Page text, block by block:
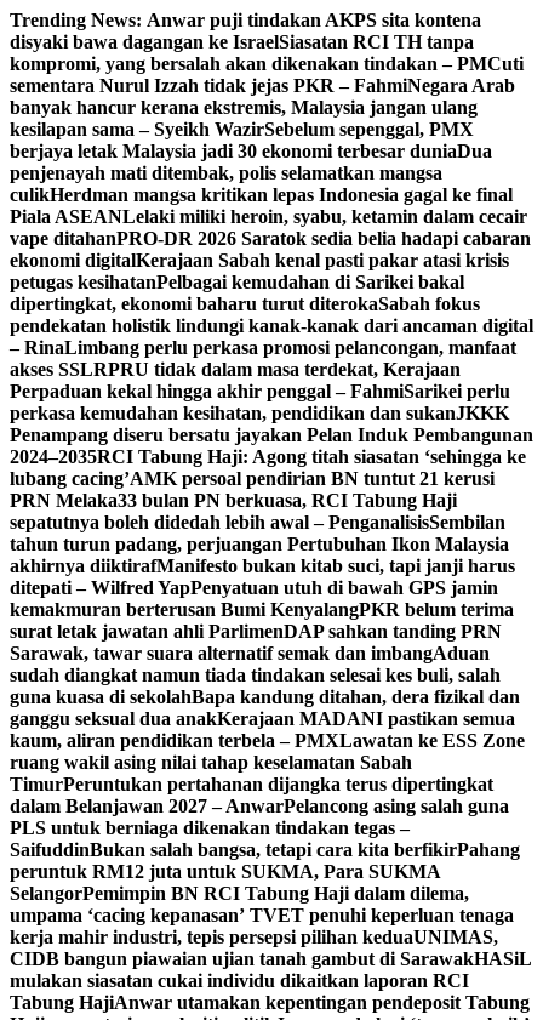
Skip
to
content
Trending News: Anwar puji tindakan AKPS sita kontena
disyaki bawa dagangan ke IsraelSiasatan RCI TH tanpa
kompromi, yang bersalah akan dikenakan tindakan – PMCuti
sementara Nurul Izzah tidak jejas PKR – FahmiNegara Arab
banyak hancur kerana ekstremis, Malaysia jangan ulang
kesilapan sama – Syeikh WazirSebelum sepenggal, PMX
berjaya letak Malaysia jadi 30 ekonomi terbesar duniaDua
penjenayah mati ditembak, polis selamatkan mangsa
culikHerdman mangsa kritikan lepas Indonesia gagal ke final
Piala ASEANLelaki miliki heroin, syabu, ketamin dalam cecair
vape ditahanPRO-DR 2026 Saratok sedia belia hadapi cabaran
ekonomi digitalKerajaan Sabah kenal pasti pakar atasi krisis
petugas kesihatanPelbagai kemudahan di Sarikei bakal
dipertingkat, ekonomi baharu turut diterokaSabah fokus
pendekatan holistik lindungi kanak-kanak dari ancaman digital
– RinaLimbang perlu perkasa promosi pelancongan, manfaat
akses SSLRPRU tidak dalam masa terdekat, Kerajaan
Perpaduan kekal hingga akhir penggal – FahmiSarikei perlu
perkasa kemudahan kesihatan, pendidikan dan sukanJKKK
Penampang diseru bersatu jayakan Pelan Induk Pembangunan
2024–2035RCI Tabung Haji: Agong titah siasatan ‘sehingga ke
lubang cacing’AMK persoal pendirian BN tuntut 21 kerusi
PRN Melaka33 bulan PN berkuasa, RCI Tabung Haji
sepatutnya boleh didedah lebih awal – PenganalisisSembilan
tahun turun padang, perjuangan Pertubuhan Ikon Malaysia
akhirnya diiktirafManifesto bukan kitab suci, tapi janji harus
ditepati – Wilfred YapPenyatuan utuh di bawah GPS jamin
kemakmuran berterusan Bumi KenyalangPKR belum terima
surat letak jawatan ahli ParlimenDAP sahkan tanding PRN
Sarawak, tawar suara alternatif semak dan imbangAduan
sudah diangkat namun tiada tindakan selesai kes buli, salah
guna kuasa di sekolahBapa kandung ditahan, dera fizikal dan
ganggu seksual dua anakKerajaan MADANI pastikan semua
kaum, aliran pendidikan terbela – PMXLawatan ke ESS Zone
ruang wakil asing nilai tahap keselamatan Sabah
TimurPeruntukan pertahanan dijangka terus dipertingkat
dalam Belanjawan 2027 – AnwarPelancong asing salah guna
PLS untuk berniaga dikenakan tindakan tegas –
SaifuddinBukan salah bangsa, tetapi cara kita berfikirPahang
peruntuk RM12 juta untuk SUKMA, Para SUKMA
SelangorPemimpin BN RCI Tabung Haji dalam dilema,
umpama ‘cacing kepanasan’ TVET penuhi keperluan tenaga
kerja mahir industri, tepis persepsi pilihan keduaUNIMAS,
CIDB bangun piawaian ujian tanah gambut di SarawakHASiL
mulakan siasatan cukai individu dikaitkan laporan RCI
Tabung HajiAnwar utamakan kepentingan pendeposit Tabung